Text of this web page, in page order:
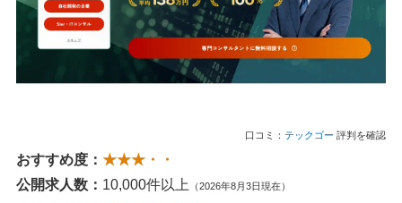
口コミ： テックゴー 評判を確認
おすすめ度： ★★★・・
公開求人数： 10,000件以上 （2026年8月3日現在）